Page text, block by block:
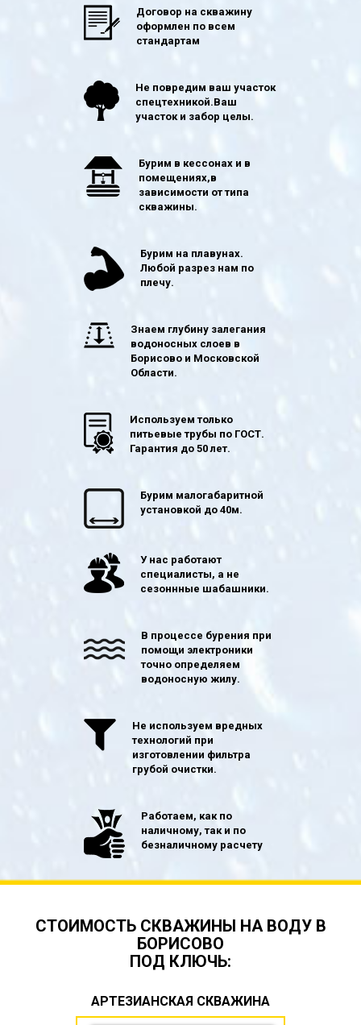
Договор на скважину
оформлен по всем
стандартам
Не повредим ваш участок
спецтехникой.Ваш
участок и забор целы.
Бурим в кессонах и в
помещениях,в
зависимости от типа
скважины.
Бурим на плавунах.
Любой разрез нам по
плечу.
Знаем глубину залегания
водоносных слоев в
Борисово и Московской
Области.
Используем только
питьевые трубы по ГОСТ.
Гарантия до 50 лет.
Бурим малогабаритной
установкой до 40м.
У нас работают
специалисты, а не
сезоннные шабашники.
В процессе бурения при
помощи электроники
точно определяем
водоносную жилу.
Не используем вредных
технологий при
изготовлении фильтра
грубой очистки.
Работаем, как по
наличному, так и по
безналичному расчету
СТОИМОСТЬ СКВАЖИНЫ НА ВОДУ В
БОРИСОВО
ПОД КЛЮЧЬ:
АРТЕЗИАНСКАЯ СКВАЖИНА